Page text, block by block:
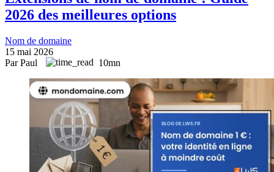
2026 des meilleures options
Nom de domaine
15 mai 2026
Par Paul
10mn